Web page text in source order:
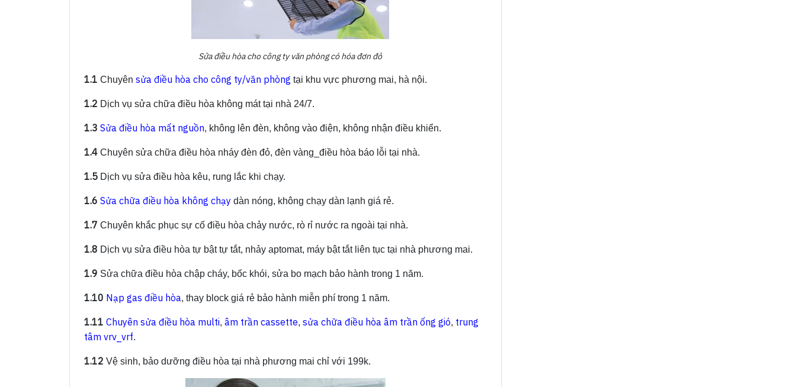
Sửa điều hòa cho công ty văn phòng có hóa đơn đỏ
1.1 Chuyên sửa điều hòa cho công ty/văn phòng tại khu vực phương mai, hà nội.
1.2 Dịch vụ sửa chữa điều hòa không mát tại nhà 24/7.
1.3 Sửa điều hòa mất nguồn, không lên đèn, không vào điện, không nhận điều khiển.
1.4 Chuyên sửa chữa điều hòa nháy đèn đỏ, đèn vàng_điều hòa báo lỗi tại nhà.
1.5 Dịch vụ sửa điều hòa kêu, rung lắc khi chạy.
1.6 Sửa chữa điều hòa không chạy dàn nóng, không chạy dàn lạnh giá rẻ.
1.7 Chuyên khắc phục sự cố điều hòa chảy nước, rò rỉ nước ra ngoài tại nhà.
1.8 Dịch vụ sửa điều hòa tự bật tự tắt, nhảy aptomat, máy bật tắt liên tục tại nhà phương mai.
1.9 Sửa chữa điều hòa chập cháy, bốc khói, sửa bo mạch bảo hành trong 1 năm.
1.10 Nạp gas điều hòa, thay block giá rẻ bảo hành miễn phí trong 1 năm.
1.11 Chuyên sửa điều hòa multi, âm trần cassette, sửa chữa điều hòa âm trần ống gió, trung
tâm vrv_vrf.
1.12 Vệ sinh, bảo dưỡng điều hòa tại nhà phương mai chỉ với 199k.